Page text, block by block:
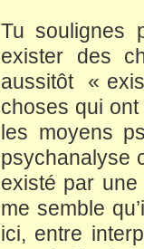
Tu soulignes
exister des
aussitôt «
choses qui
les moyens
psychanalyse
existé par une
me semble
ici, entre